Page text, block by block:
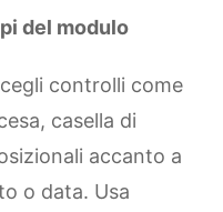
del modulo
controlli come
casella di
accanto a
o data. Usa